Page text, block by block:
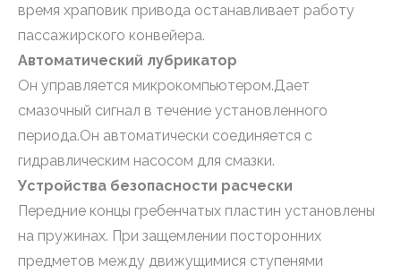
время храповик привода останавливает работу
пассажирского конвейера.
Автоматический лубрикатор
Он управляется микрокомпьютером.Дает
смазочный сигнал в течение установленного
периода.Он автоматически соединяется с
гидравлическим насосом для смазки.
Устройства безопасности расчески
Передние концы гребенчатых пластин установлены
на пружинах. При защемлении посторонних
предметов между движущимися ступенями